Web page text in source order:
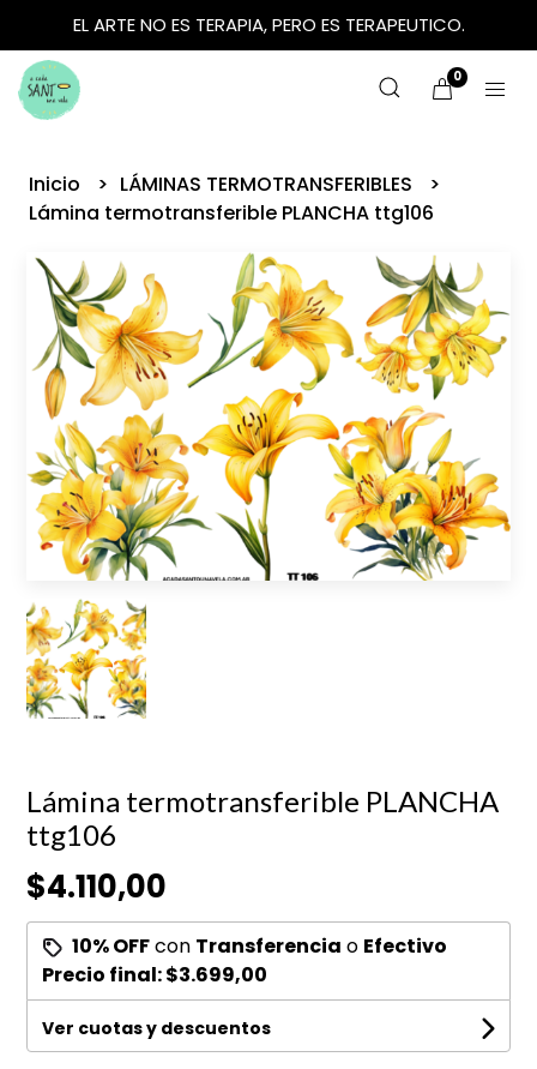
EL ARTE NO ES TERAPIA, PERO ES TERAPEUTICO.
0
Inicio
LÁMINAS TERMOTRANSFERIBLES
Lámina termotransferible PLANCHA ttg106
Lámina termotransferible PLANCHA
ttg106
$4.110,00
10% OFFcon Transferencia o Efectivo
Precio final:$3.699,00
Ver cuotas y descuentos